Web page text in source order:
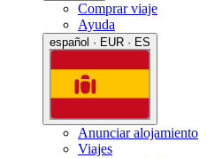
Comprar viaje
Ayuda
español · EUR · ES
Anunciar alojamiento
Viajes